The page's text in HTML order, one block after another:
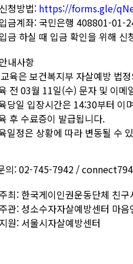
청방법: https://forms.gle/
금계좌: 국민은행 408801-01-
금 하실 때 입금 확인을 위해 신
내사항
교육은 보건복지부 자살예방 법
전 03월 11일(수) 문자 및 이
당일 입장시간은 14:30부터 이
후 수료증이 발급됩니다.
일정은 상황에 따라 변동될 수
의: 02-745-7942 /
최: 한국게이인권운동단체 친구
관: 성소수자자살예방센터 마음
원: 서울시자살예방센터